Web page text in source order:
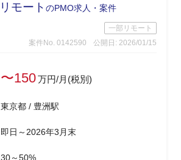
リモート のPMO求人・案件
一部リモート
案件No. 0142590
公開日: 2026/01/15
〜150万円/月(税別)
東京都 / 豊洲駅
即日～2026年3月末
30～50%